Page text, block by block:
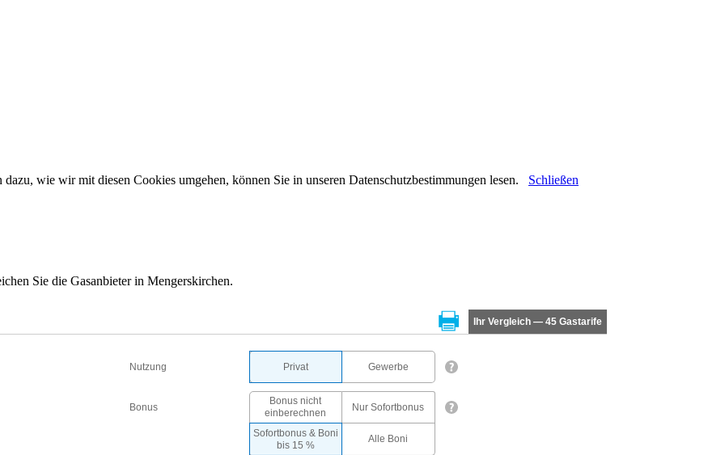
wie wir mit diesen Cookies umgehen, können Sie in unseren Datenschutzbestimmungen lesen. Schließen
Sie die Gasanbieter in Mengerskirchen.